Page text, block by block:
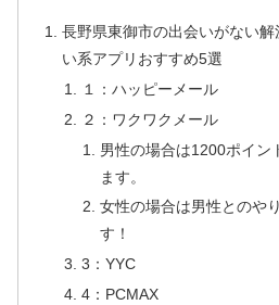
長野県東御市の出会いがない
い系アプリおすすめ5選
１：ハッピーメール
２：ワクワクメール
男性の場合は1200ポイン
ます。
女性の場合は男性とのや
す！
3：YYC
4：PCMAX